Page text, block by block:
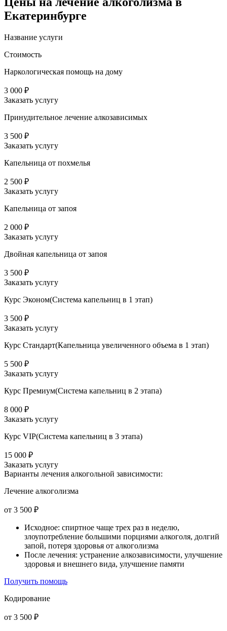
Екатеринбурге
Название услуги
Стоимость
Наркологическая помощь на дому
3 000 ₽
Заказать услугу
Принудительное лечение алкозависимых
3 500 ₽
Заказать услугу
Капельница от похмелья
2 500 ₽
Заказать услугу
Капельница от запоя
2 000 ₽
Заказать услугу
Двойная капельница от запоя
3 500 ₽
Заказать услугу
Курс Эконом(Система капельниц в 1 этап)
3 500 ₽
Заказать услугу
Курс Стандарт(Капельница увеличенного объема в 1 этап)
5 500 ₽
Заказать услугу
Курс Премиум(Система капельниц в 2 этапа)
8 000 ₽
Заказать услугу
Курс VIP(Система капельниц в 3 этапа)
15 000 ₽
Заказать услугу
Варианты лечения алкогольной зависимости:
Лечение алкоголизма
от 3 500 ₽
Исходное: спиртное чаще трех раз в неделю,
злоупотребление большими порциями алкоголя, долгий
запой, потеря здоровья от алкоголизма
После лечения: устранение алкозависимости, улучшение
здоровья и внешнего вида, улучшение памяти
Получить помощь
Кодирование
от 3 500 ₽